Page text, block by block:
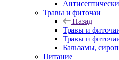
Травы и фиточаи
Назад
Травы и
Травы и
Бальзамы,
Питание